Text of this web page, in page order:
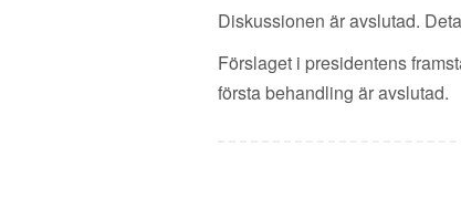
Diskussionen är avslutad.
Förslaget i presidentens
första behandling är avslutad.